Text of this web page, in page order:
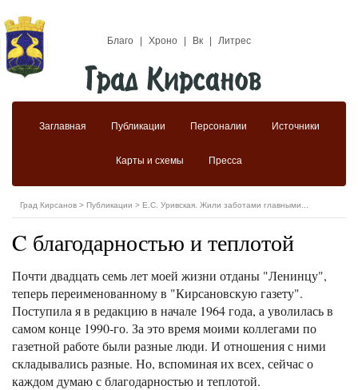
Благо Хроно Вк Литрес
Заглавная Публикации Персоналии Источники
Карты и схемы Пресса
Град Кирсанов > Публикации > Е.С. Уривская. Жили заботами главными...
C благодарностью и теплотой
Почти двадцать семь лет моей жизни отданы "Ленинцу",
теперь переименованному в "Кирсановскую газету".
Поступила я в редакцию в начале 1964 года, а уволилась в
самом конце 1990-го. За это время моими коллегами по
газетной работе были разные люди. И отношения с ними
складывались разные. Но, вспоминая их всех, сейчас о
каждом думаю с благодарностью и теплотой.